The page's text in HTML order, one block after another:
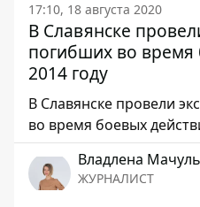
17:10, 18 августа 2020
В Славянске
погибших во время
2014 году
В Славянске провели
во время боевых
Владлена
ЖУРНАЛИСТ